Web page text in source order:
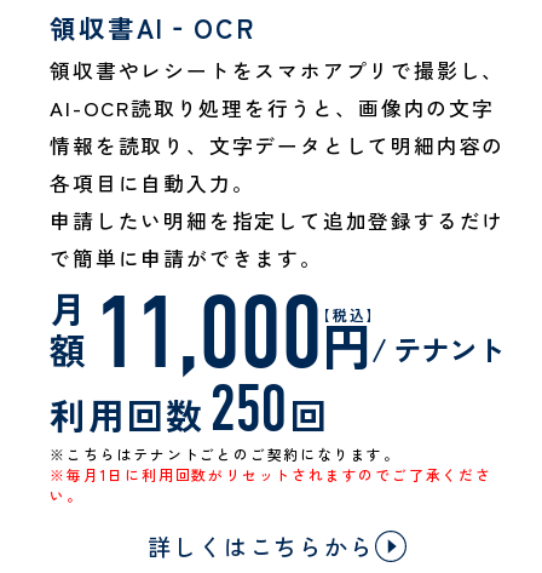
領収書AI‐OCR
領収書やレシートをスマホアプリで撮影し、
AI-OCR読取り処理を行うと、画像内の文字
情報を読取り、文字データとして明細内容の
各項目に自動入力。
申請したい明細を指定して追加登録するだけ
で簡単に申請ができます。
月
額 11,000【税込】
円/ テナント
利用回数 250回
※こちらはテナントごとのご契約になります。
※毎月1日に利用回数がリセットされますのでご了承くださ
い。
詳しくはこちらから